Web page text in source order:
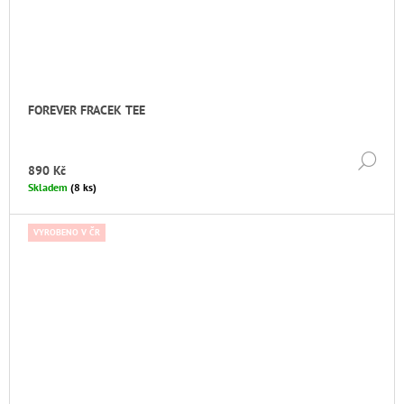
FOREVER FRACEK TEE
890 Kč
Skladem (8 ks)
VYROBENO V ČR